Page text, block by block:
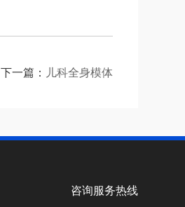
下一篇： 儿科全身模体
咨询服务热线